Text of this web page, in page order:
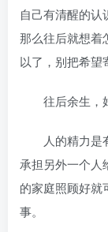
自己有清醒的认
那么往后就想着
以了，别把希望
往后余生，好
人的精力是有
承担另外一个人
的家庭照顾好就
事。